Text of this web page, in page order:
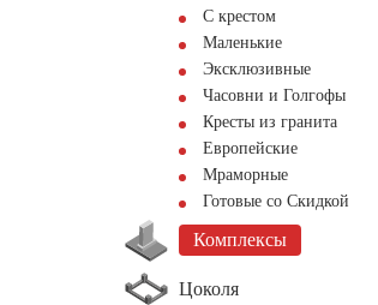
С крестом
Маленькие
Эксклюзивные
Часовни и Голгофы
Кресты из гранита
Европейские
Мраморные
Готовые со Скидкой
Комплексы
Цоколя